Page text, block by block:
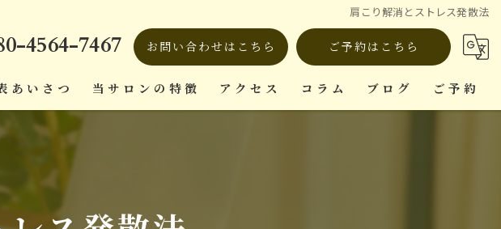
肩こり解消とストレス発散法
4564-7467 お問い合わせはこちら ご予約はこちら
あいさつ 当サロンの特徴
疲労回復
アクセス コラム ブログ ご予約